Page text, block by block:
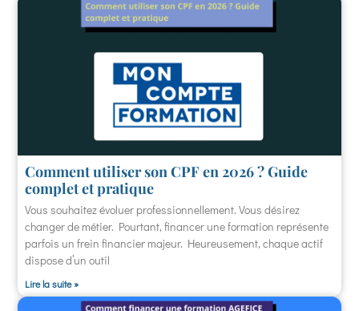
Comment utiliser son CPF en 2026 ? Guide
complet et pratique
Vous souhaitez évoluer professionnellement. Vous désirez
changer de métier. Pourtant, financer une formation représente
parfois un frein financier majeur. Heureusement, chaque actif
dispose d’un outil
Lire la suite »